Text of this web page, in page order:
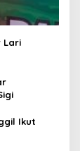
Lari
Ikut